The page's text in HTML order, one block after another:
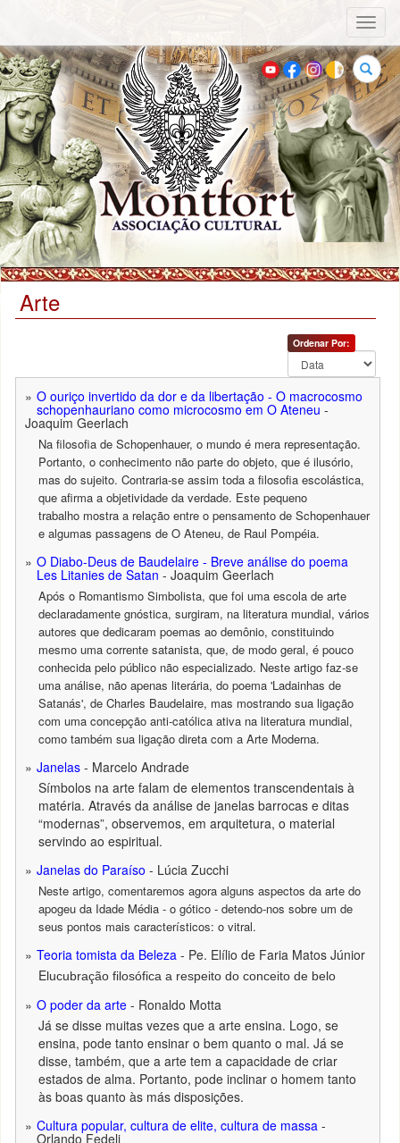
Buscar
Arte
Ordenar Por:
O ouriço invertido da dor e da libertação - O macrocosmo
schopenhauriano como microcosmo em O Ateneu -
Joaquim Geerlach
Na filosofia de Schopenhauer, o mundo é mera representação.
Portanto, o conhecimento não parte do objeto, que é ilusório,
mas do sujeito. Contraria-se assim toda a filosofia escolástica,
que afirma a objetividade da verdade. Este pequeno
trabalho mostra a relação entre o pensamento de Schopenhauer
e algumas passagens de O Ateneu, de Raul Pompéia.
O Diabo-Deus de Baudelaire - Breve análise do poema
Les Litanies de Satan - Joaquim Geerlach
Após o Romantismo Simbolista, que foi uma escola de arte
declaradamente gnóstica, surgiram, na literatura mundial, vários
autores que dedicaram poemas ao demônio, constituindo
mesmo uma corrente satanista, que, de modo geral, é pouco
conhecida pelo público não especializado. Neste artigo faz-se
uma análise, não apenas literária, do poema 'Ladainhas de
Satanás', de Charles Baudelaire, mas mostrando sua ligação
com uma concepção anti-católica ativa na literatura mundial,
como também sua ligação direta com a Arte Moderna.
Janelas - Marcelo Andrade
Símbolos na arte falam de elementos transcendentais à
matéria. Através da análise de janelas barrocas e ditas
“modernas”, observemos, em arquitetura, o material
servindo ao espiritual.
Janelas do Paraíso - Lúcia Zucchi
Neste artigo, comentaremos agora alguns aspectos da arte do
apogeu da Idade Média - o gótico - detendo-nos sobre um de
seus pontos mais característicos: o vitral.
Teoria tomista da Beleza - Pe. Elílio de Faria Matos Júnior
Elucubração filosófica a respeito do conceito de belo
O poder da arte - Ronaldo Motta
Já se disse muitas vezes que a arte ensina. Logo, se
ensina, pode tanto ensinar o bem quanto o mal. Já se
disse, também, que a arte tem a capacidade de criar
estados de alma. Portanto, pode inclinar o homem tanto
às boas quanto às más disposições.
Cultura popular, cultura de elite, cultura de massa -
Orlando Fedeli